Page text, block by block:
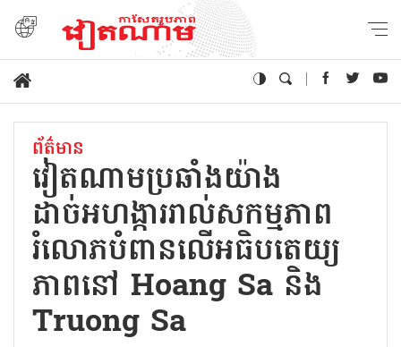
ព័ត៌មាន
វៀតណាមប្រឆាំងយ៉ាង
ដាច់អហង្ការរាល់សកម្មភាព
រំលោភបំពានលើអធិបតេយ្យ
ភាពនៅ Hoang Sa និង
Truong Sa